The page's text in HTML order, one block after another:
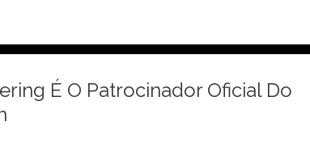
É O Patrocinador Oficial Do